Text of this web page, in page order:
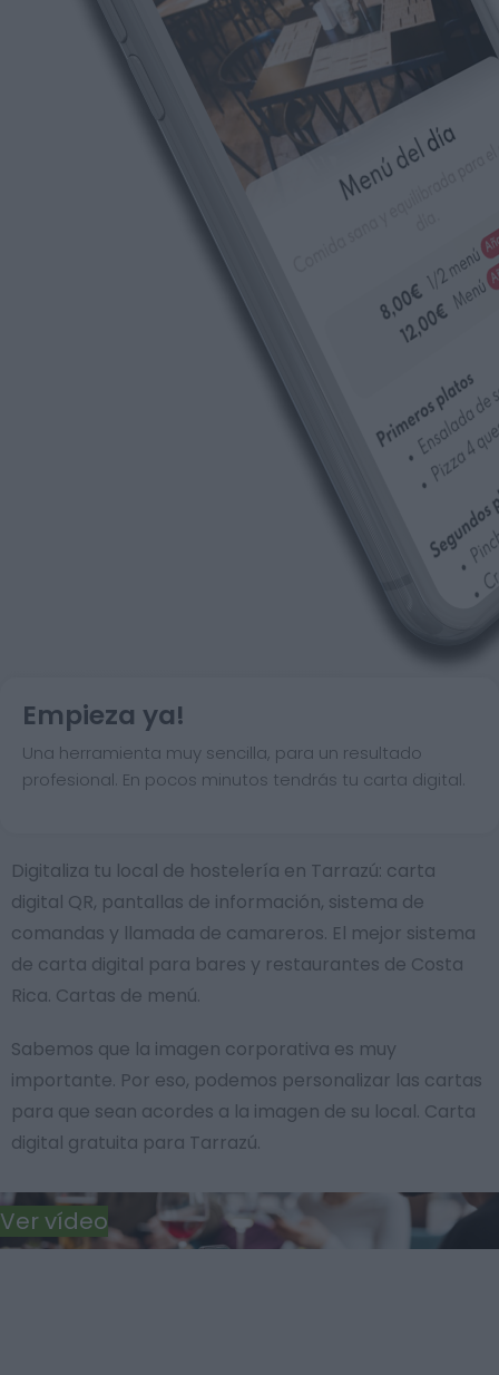
Empieza ya!
Una herramienta muy sencilla, para un resultado
profesional. En pocos minutos tendrás tu carta digital.
Digitaliza tu local de hostelería en Tarrazú: carta
digital QR, pantallas de información, sistema de
comandas y llamada de camareros. El mejor sistema
de carta digital para bares y restaurantes de Costa
Rica. Cartas de menú.
Sabemos que la imagen corporativa es muy
importante. Por eso, podemos personalizar las cartas
para que sean acordes a la imagen de su local. Carta
digital gratuita para Tarrazú.
Ver vídeo